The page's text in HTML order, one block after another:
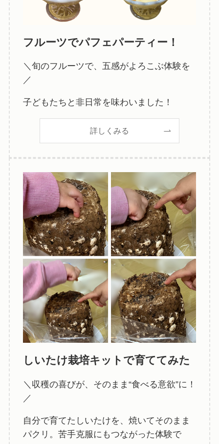
フルーツでパフェパーティー！
＼旬のフルーツで、五感がよろこぶ体験を
／
子どもたちと非日常を味わいました！
詳しくみる
しいたけ栽培キットで育ててみた
＼収穫の喜びが、そのまま“食べる意欲”に！
／
自分で育てたしいたけを、焼いてそのまま
パクリ。苦手克服にもつながった体験で